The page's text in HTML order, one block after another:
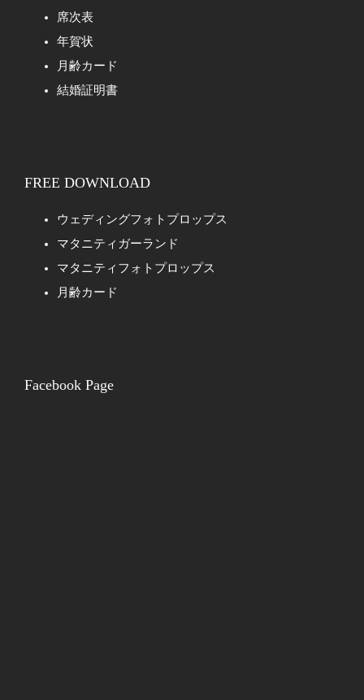
席次表
年賀状
月齢カード
結婚証明書
FREE DOWNLOAD
ウェディングフォトプロップス
マタニティガーランド
マタニティフォトプロップス
月齢カード
Facebook Page